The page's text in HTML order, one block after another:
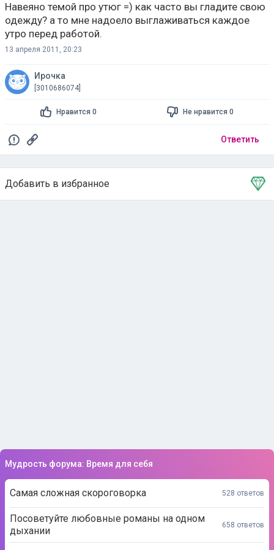
Навеяно темой про утюг =) как часто вы гладите свою
одежду? а то мне надоело выглаживаться каждое
утро перед работой.
13 апреля 2011, 20:23
Ирочка
[3010686074]
Нравится 0 Не нравится 0
Ответить
Добавить в избранное
Тема в избранном
Мудрость форума: Время для себя
Самая сложная скороговорка 528 ответов
Посоветуйте любовные романы на одном
дыхании
658 ответов